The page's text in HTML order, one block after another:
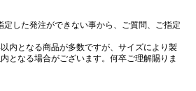
した発注ができない事から、ご質問、ご指定
内となる商品が多数ですが、サイズにより製
となる場合がございます。何卒ご理解賜りま